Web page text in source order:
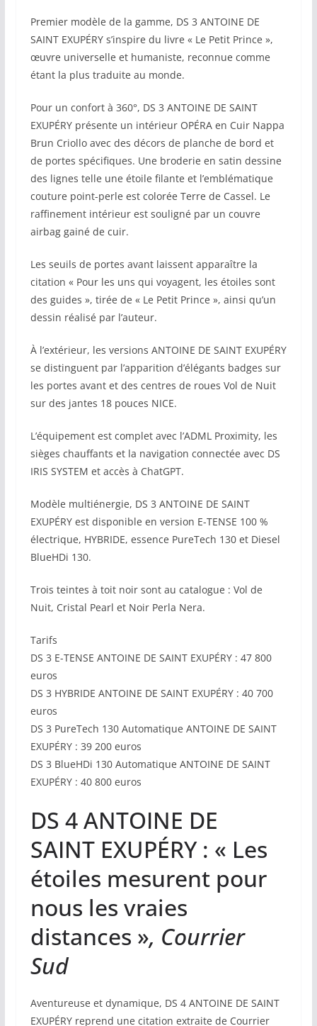
Premier modèle de la gamme, DS 3 ANTOINE DE
SAINT EXUPÉRY s’inspire du livre « Le Petit Prince »,
œuvre universelle et humaniste, reconnue comme
étant la plus traduite au monde.
Pour un confort à 360°, DS 3 ANTOINE DE SAINT
EXUPÉRY présente un intérieur OPÉRA en Cuir Nappa
Brun Criollo avec des décors de planche de bord et
de portes spécifiques. Une broderie en satin dessine
des lignes telle une étoile filante et l’emblématique
couture point-perle est colorée Terre de Cassel. Le
raffinement intérieur est souligné par un couvre
airbag gainé de cuir.
Les seuils de portes avant laissent apparaître la
citation « Pour les uns qui voyagent, les étoiles sont
des guides », tirée de « Le Petit Prince », ainsi qu’un
dessin réalisé par l’auteur.
À l’extérieur, les versions ANTOINE DE SAINT EXUPÉRY
se distinguent par l’apparition d’élégants badges sur
les portes avant et des centres de roues Vol de Nuit
sur des jantes 18 pouces NICE.
L’équipement est complet avec l’ADML Proximity, les
sièges chauffants et la navigation connectée avec DS
IRIS SYSTEM et accès à ChatGPT.
Modèle multiénergie, DS 3 ANTOINE DE SAINT
EXUPÉRY est disponible en version E-TENSE 100 %
électrique, HYBRIDE, essence PureTech 130 et Diesel
BlueHDi 130.
Trois teintes à toit noir sont au catalogue : Vol de
Nuit, Cristal Pearl et Noir Perla Nera.
Tarifs
DS 3 E-TENSE ANTOINE DE SAINT EXUPÉRY : 47 800
euros
DS 3 HYBRIDE ANTOINE DE SAINT EXUPÉRY : 40 700
euros
DS 3 PureTech 130 Automatique ANTOINE DE SAINT
EXUPÉRY : 39 200 euros
DS 3 BlueHDi 130 Automatique ANTOINE DE SAINT
EXUPÉRY : 40 800 euros
DS 4 ANTOINE DE
SAINT EXUPÉRY : « Les
étoiles mesurent pour
nous les vraies
distances », Courrier
Sud
Aventureuse et dynamique, DS 4 ANTOINE DE SAINT
EXUPÉRY reprend une citation extraite de Courrier